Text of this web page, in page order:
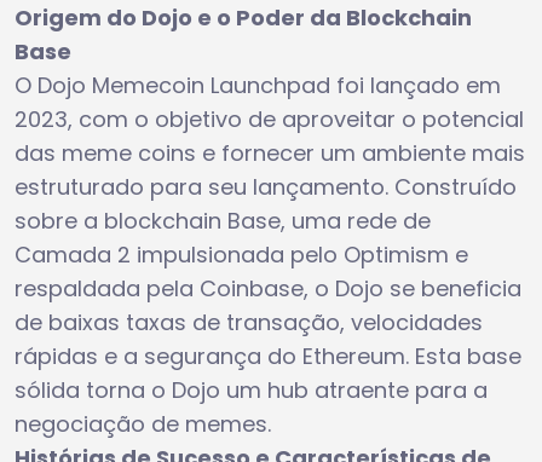
Origem do Dojo e o Poder da Blockchain
Base
O Dojo Memecoin Launchpad foi lançado em
2023, com o objetivo de aproveitar o potencial
das meme coins e fornecer um ambiente mais
estruturado para seu lançamento. Construído
sobre a blockchain Base, uma rede de
Camada 2 impulsionada pelo Optimism e
respaldada pela Coinbase, o Dojo se beneficia
de baixas taxas de transação, velocidades
rápidas e a segurança do Ethereum. Esta base
sólida torna o Dojo um hub atraente para a
negociação de memes.